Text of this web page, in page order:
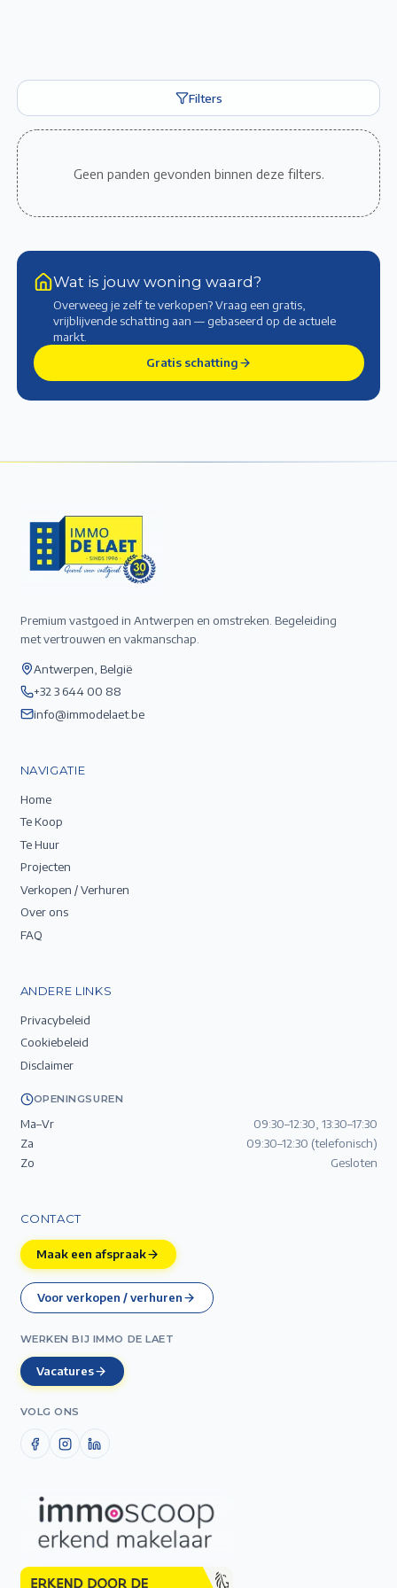
Filters
Geen panden gevonden binnen deze filters.
Wat is jouw woning waard?
Overweeg je zelf te verkopen? Vraag een gratis,
vrijblijvende schatting aan — gebaseerd op de actuele
markt.
Gratis schatting
Premium vastgoed in Antwerpen en omstreken. Begeleiding
met vertrouwen en vakmanschap.
Antwerpen, België
+32 3 644 00 88
info@immodelaet.be
NAVIGATIE
Home
Te Koop
Te Huur
Projecten
Verkopen / Verhuren
Over ons
FAQ
ANDERE LINKS
Privacybeleid
Cookiebeleid
Disclaimer
OPENINGSUREN
Ma–Vr
09:30–12:30, 13:30–17:30
Za
09:30–12:30 (telefonisch)
Zo
Gesloten
CONTACT
Maak een afspraak
Voor verkopen / verhuren
WERKEN BIJ IMMO DE LAET
Vacatures
VOLG ONS